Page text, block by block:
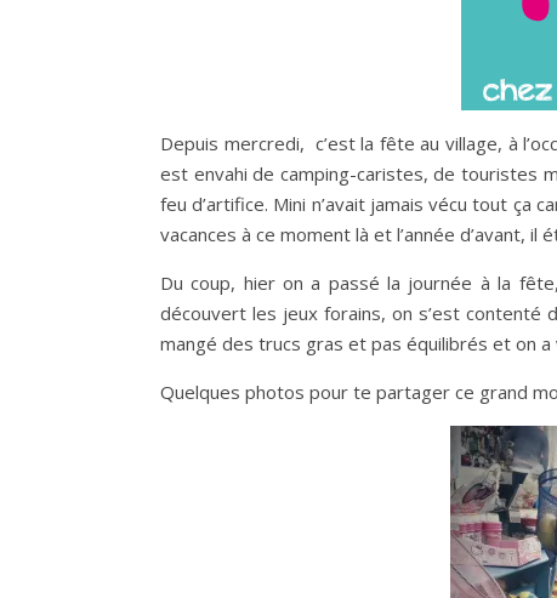
Depuis mercredi, c’est la fête au village, à
est envahi de camping-caristes, de touristes
feu d’artifice. Mini n’avait jamais vécu tout ça
vacances à ce moment là et l’année d’avant,
Du coup, hier on a passé la journée à la
découvert les jeux forains, on s’est contenté
mangé des trucs gras et pas équilibrés et on
Quelques photos pour te partager ce grand